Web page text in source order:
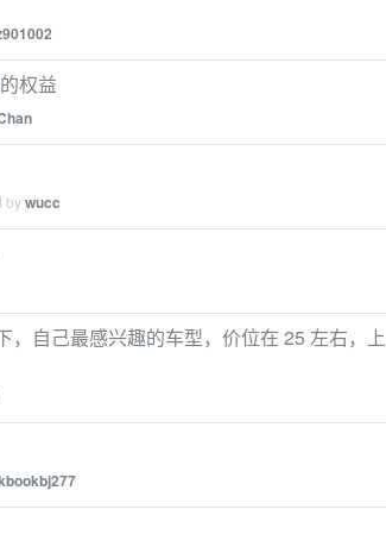
权益
bywucc
自己最感兴趣的车型，价位在 25 左右，上